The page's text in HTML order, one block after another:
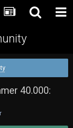
40.000: